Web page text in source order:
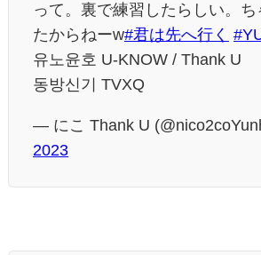
って。裏で練習したらしい。ち
たからねーw#君は先へ行く
유노윤호 U-KNOW / Thank U
동방신기 TVXQ
— にこ Thank U
2023